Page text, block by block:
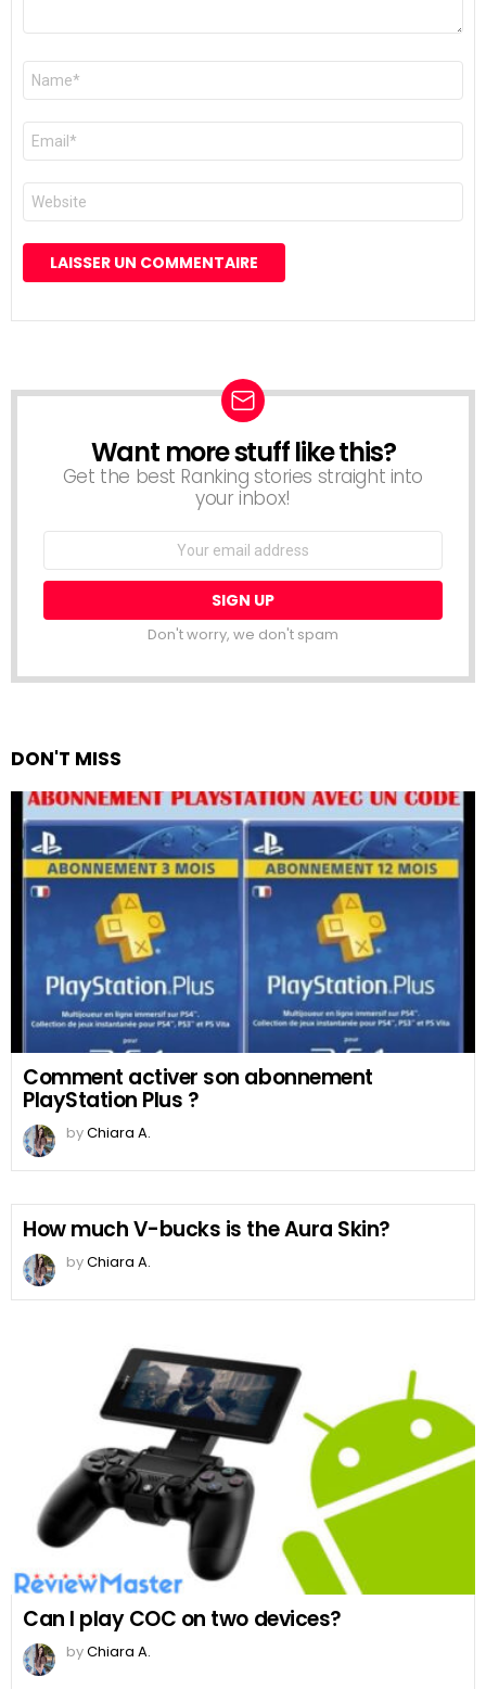
Nom
E-
mail
*
Site
web
NEWSLETTER
Want more stuff like this?
Get the best Ranking stories straight into
your inbox!
Email
Don't worry, we don't spam
DON'T MISS
Comment activer son abonnement
PlayStation Plus ?
byChiara A.
How much V-bucks is the Aura Skin?
byChiara A.
Can I play COC on two devices?
byChiara A.